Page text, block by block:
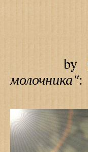
by
молочника":